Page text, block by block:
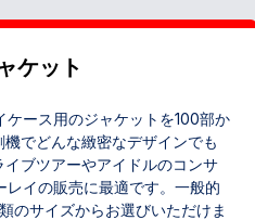
ケット
ース用のジャケットを100部か
でどんな緻密なデザインでも
ブツアーやアイドルのコンサ
イの販売に最適です。一般的
のサイズからお選びいただけま